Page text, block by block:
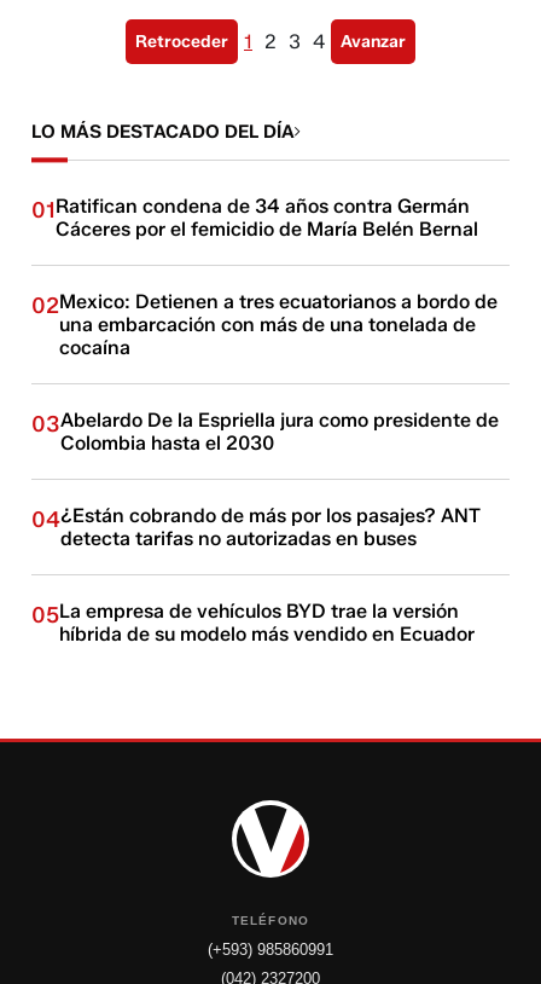
Retroceder 1 2 3 4 Avanzar
LO MÁS DESTACADO DEL DÍA
01Ratifican condena de 34 años contra Germán
Cáceres por el femicidio de María Belén Bernal
02Mexico: Detienen a tres ecuatorianos a bordo de
una embarcación con más de una tonelada de
cocaína
03Abelardo De la Espriella jura como presidente de
Colombia hasta el 2030
04¿Están cobrando de más por los pasajes? ANT
detecta tarifas no autorizadas en buses
05La empresa de vehículos BYD trae la versión
híbrida de su modelo más vendido en Ecuador
TELÉFONO
(+593) 985860991
(042) 2327200